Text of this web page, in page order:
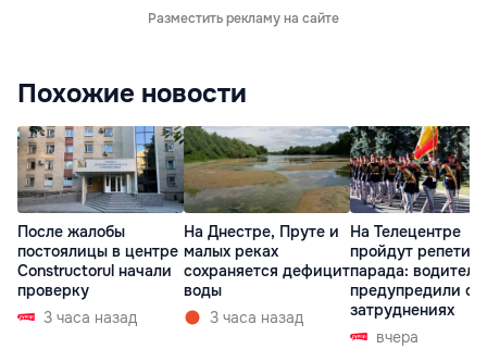
Разместить рекламу на сайте
Похожие новости
После жалобы
постоялицы в центре
Constructorul начали
проверку
3 часа назад
На Днестре, Пруте и
малых реках
сохраняется дефицит
воды
3 часа назад
На Телецентре
пройдут
парада:
предупредили о
затруднениях
вчера